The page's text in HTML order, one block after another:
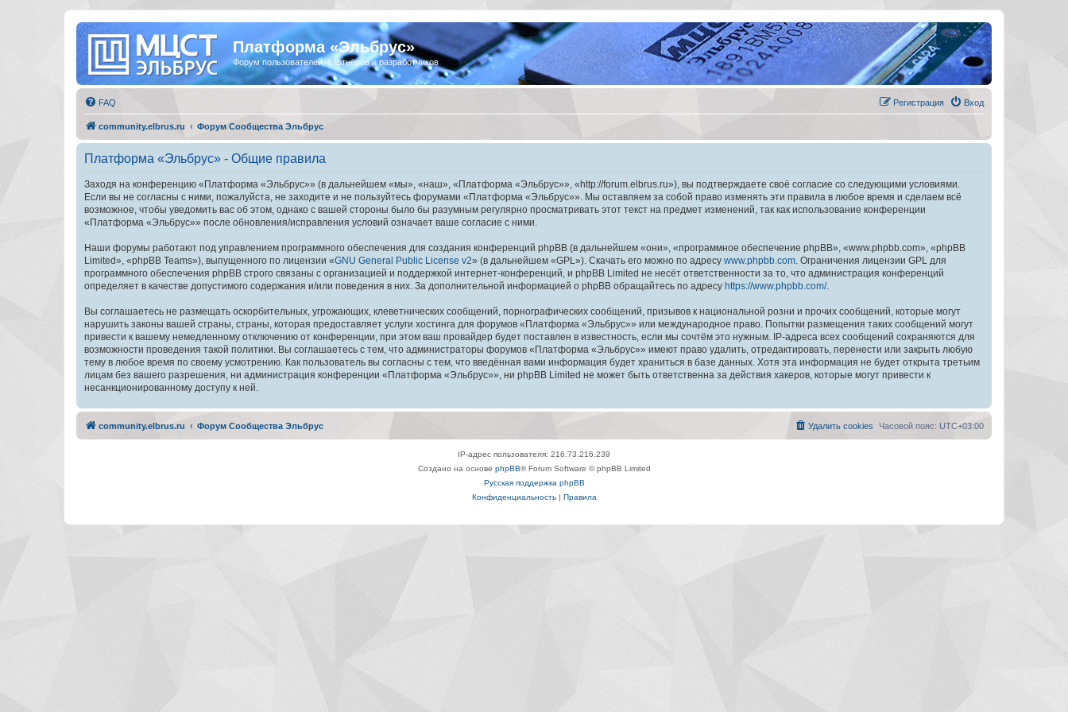
Платформа «Эльбрус»
Форум пользователей, партнёров и разработчиков
FAQ Вход
Регистрация
community.elbrus.ru Форум Сообщества Эльбрус
Платформа «Эльбрус» - Общие правила
Заходя на конференцию «Платформа «Эльбрус»» (в дальнейшем «мы», «наш», «Платформа «Эльбрус»», «http://forum.elbrus.ru»), вы подтверждаете своё согласие со следующими условиями.
Если вы не согласны с ними, пожалуйста, не заходите и не пользуйтесь форумами «Платформа «Эльбрус»». Мы оставляем за собой право изменять эти правила в любое время и сделаем всё
возможное, чтобы уведомить вас об этом, однако с вашей стороны было бы разумным регулярно просматривать этот текст на предмет изменений, так как использование конференции
«Платформа «Эльбрус»» после обновления/исправления условий означает ваше согласие с ними.
Наши форумы работают под управлением программного обеспечения для создания конференций phpBB (в дальнейшем «они», «программное обеспечение phpBB», «www.phpbb.com», «phpBB
Limited», «phpBB Teams»), выпущенного по лицензии «GNU General Public License v2» (в дальнейшем «GPL»). Скачать его можно по адресу www.phpbb.com . Ограничения лицензии GPL для
программного обеспечения phpBB строго связаны с организацией и поддержкой интернет-конференций, и phpBB Limited не несёт ответственности за то, что администрация конференций
определяет в качестве допустимого содержания и/или поведения в них. За дополнительной информацией о phpBB обращайтесь по адресу https://www.phpbb.com/.
Вы соглашаетесь не размещать оскорбительных, угрожающих, клеветнических сообщений, порнографических сообщений, призывов к национальной розни и прочих сообщений, которые могут
нарушить законы вашей страны, страны, которая предоставляет услуги хостинга для форумов «Платформа «Эльбрус»» или международное право. Попытки размещения таких сообщений могут
привести к вашему немедленному отключению от конференции, при этом ваш провайдер будет поставлен в известность, если мы сочтём это нужным. IP-адреса всех сообщений сохраняются для
возможности проведения такой политики. Вы соглашаетесь с тем, что администраторы форумов «Платформа «Эльбрус»» имеют право удалить, отредактировать, перенести или закрыть любую
тему в любое время по своему усмотрению. Как пользователь вы согласны с тем, что введённая вами информация будет храниться в базе данных. Хотя эта информация не будет открыта третьим
лицам без вашего разрешения, ни администрация конференции «Платформа «Эльбрус»», ни phpBB Limited не может быть ответственна за действия хакеров, которые могут привести к
несанкционированному доступу к ней.
community.elbrus.ru Форум Сообщества Эльбрус Часовой пояс: UTC+03:00
Удалить cookies
IP-адрес пользователя: 216.73.216.239
Создано на основе phpBB® Forum Software © phpBB Limited
Русская поддержка phpBB
Конфиденциальность| Правила